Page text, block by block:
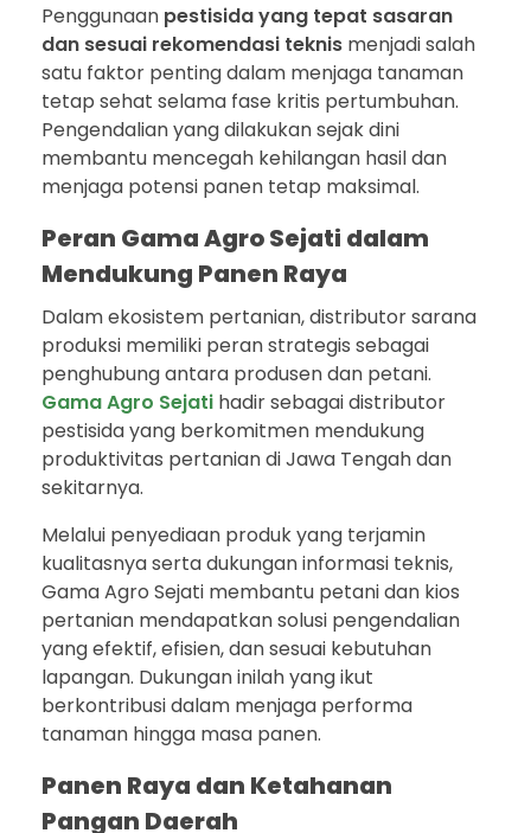
Penggunaan pestisida yang tepat sasaran
dan sesuai rekomendasi teknis menjadi salah
satu faktor penting dalam menjaga tanaman
tetap sehat selama fase kritis pertumbuhan.
Pengendalian yang dilakukan sejak dini
membantu mencegah kehilangan hasil dan
menjaga potensi panen tetap maksimal.
Peran Gama Agro Sejati dalam
Mendukung Panen Raya
Dalam ekosistem pertanian, distributor sarana
produksi memiliki peran strategis sebagai
penghubung antara produsen dan petani.
Gama Agro Sejati hadir sebagai distributor
pestisida yang berkomitmen mendukung
produktivitas pertanian di Jawa Tengah dan
sekitarnya.
Melalui penyediaan produk yang terjamin
kualitasnya serta dukungan informasi teknis,
Gama Agro Sejati membantu petani dan kios
pertanian mendapatkan solusi pengendalian
yang efektif, efisien, dan sesuai kebutuhan
lapangan. Dukungan inilah yang ikut
berkontribusi dalam menjaga performa
tanaman hingga masa panen.
Panen Raya dan Ketahanan
Pangan Daerah